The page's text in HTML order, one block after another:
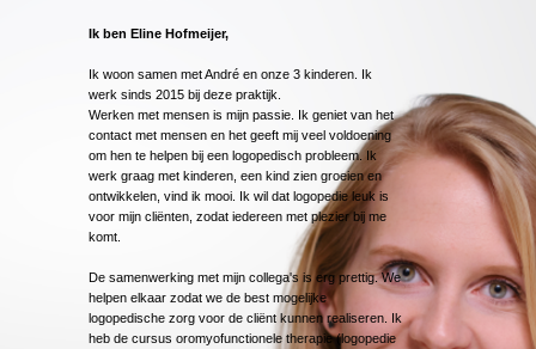
Ik ben Eline Hofmeijer,
Ik woon samen met André en onze 3 kinderen. Ik
werk sinds 2015 bij deze praktijk.
Werken met mensen is mijn passie. Ik geniet van het
contact met mensen en het geeft mij veel voldoening
om hen te helpen bij een logopedisch probleem. Ik
werk graag met kinderen, een kind zien groeien en
ontwikkelen, vind ik mooi. Ik wil dat logopedie leuk is
voor mijn cliënten, zodat iedereen met plezier bij me
komt.
De samenwerking met mijn collega's is erg prettig. We
helpen elkaar zodat we de best mogelijke
logopedische zorg voor de cliënt kunnen realiseren. Ik
heb de cursus oromyofunctionele therapie (logopedie